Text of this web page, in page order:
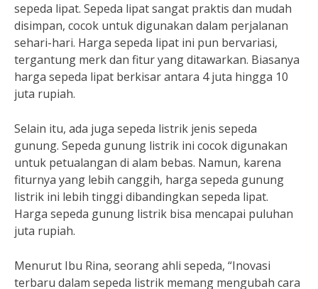
sepeda lipat. Sepeda lipat sangat praktis dan mudah
disimpan, cocok untuk digunakan dalam perjalanan
sehari-hari. Harga sepeda lipat ini pun bervariasi,
tergantung merk dan fitur yang ditawarkan. Biasanya
harga sepeda lipat berkisar antara 4 juta hingga 10
juta rupiah.
Selain itu, ada juga sepeda listrik jenis sepeda
gunung. Sepeda gunung listrik ini cocok digunakan
untuk petualangan di alam bebas. Namun, karena
fiturnya yang lebih canggih, harga sepeda gunung
listrik ini lebih tinggi dibandingkan sepeda lipat.
Harga sepeda gunung listrik bisa mencapai puluhan
juta rupiah.
Menurut Ibu Rina, seorang ahli sepeda, “Inovasi
terbaru dalam sepeda listrik memang mengubah cara